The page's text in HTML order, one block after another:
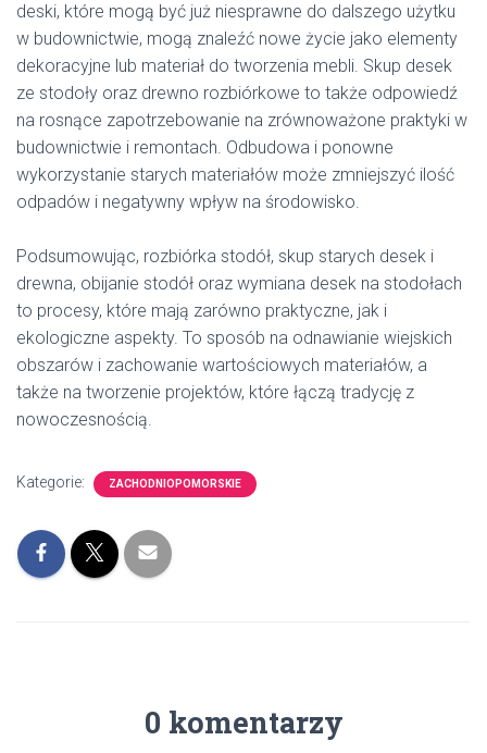
deski, które mogą być już niesprawne do dalszego użytku
w budownictwie, mogą znaleźć nowe życie jako elementy
dekoracyjne lub materiał do tworzenia mebli. Skup desek
ze stodoły oraz drewno rozbiórkowe to także odpowiedź
na rosnące zapotrzebowanie na zrównoważone praktyki w
budownictwie i remontach. Odbudowa i ponowne
wykorzystanie starych materiałów może zmniejszyć ilość
odpadów i negatywny wpływ na środowisko.
Podsumowując, rozbiórka stodół, skup starych desek i
drewna, obijanie stodół oraz wymiana desek na stodołach
to procesy, które mają zarówno praktyczne, jak i
ekologiczne aspekty. To sposób na odnawianie wiejskich
obszarów i zachowanie wartościowych materiałów, a
także na tworzenie projektów, które łączą tradycję z
nowoczesnością.
Kategorie: ZACHODNIOPOMORSKIE
0 komentarzy